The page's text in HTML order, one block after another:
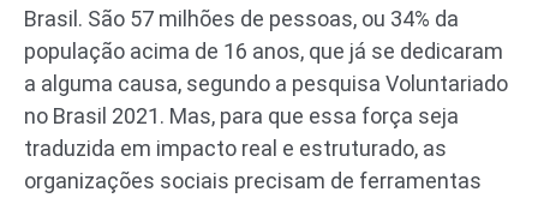
Brasil. São 57 milhões de pessoas, ou 34% da
população acima de 16 anos, que já se dedicaram
a alguma causa, segundo a pesquisa Voluntariado
no Brasil 2021. Mas, para que essa força seja
traduzida em impacto real e estruturado, as
organizações sociais precisam de ferramentas